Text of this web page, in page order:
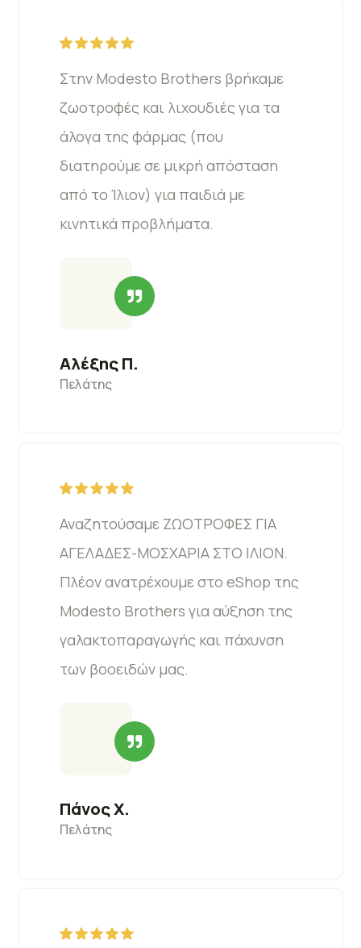
Στην Modesto Brothers βρήκαμε
ζωοτροφές και λιχουδιές για τα
άλογα της φάρμας (που
διατηρούμε σε μικρή απόσταση
από το Ίλιον) για παιδιά με
κινητικά προβλήματα.
Αλέξης Π.
Πελάτης
Αναζητούσαμε ΖΩΟΤΡΟΦΕΣ ΓΙΑ
ΑΓΕΛΑΔΕΣ-ΜΟΣΧΑΡΙΑ ΣΤΟ ΙΛΙΟΝ.
Πλέον ανατρέχουμε στο eShop της
Modesto Brothers για αύξηση της
γαλακτοπαραγωγής και πάχυνση
των βοοειδών μας.
Πάνος Χ.
Πελάτης